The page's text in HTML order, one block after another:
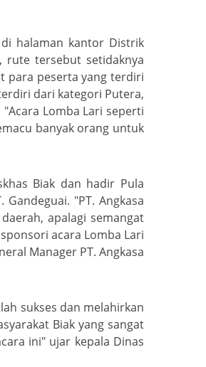
halaman kantor Distrik
rute tersebut setidaknya
para peserta yang terdiri
dari kategori Putera,
Lomba Lari seperti
banyak orang untuk
Biak dan hadir Pula
"PT. Angkasa
apalagi semangat
acara Lomba Lari
Manager PT. Angkasa
sukses dan melahirkan
Biak yang sangat
ini" ujar kepala Dinas